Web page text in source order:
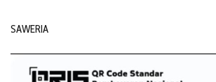
SAWERIA